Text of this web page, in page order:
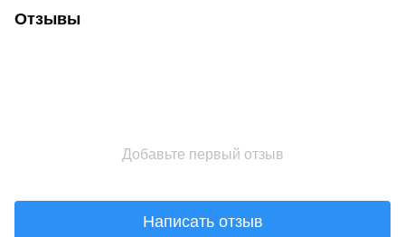
Отзывы
Добавьте первый отзыв
Написать отзыв